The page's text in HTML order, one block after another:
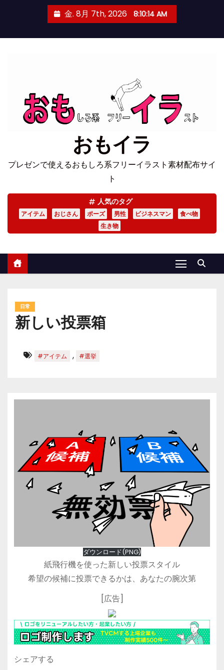
金. 8月 7th, 2026 8:10:14 AM
おもイラ
プレゼンで使えるおもしろ系フリーイラスト素材配布サイ
ト
人気のタグ
アイテム おじさん ポーズ 男性 ビジネスマン
食べ物
生き物
日常
新しい投票箱
#アイテム , #選挙
ダウンロード(PNG)
紙飛行機を使った新しい投票スタイル
希望の候補に投票できるかは、あなたの腕次第
[広告]
シェアする